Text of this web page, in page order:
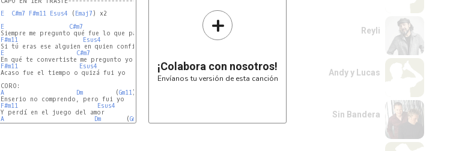
E
C#m7 F#m11 Esus4 ( Emaj7 ) x2
E
C#m7
F#m11
Esus4
E
C#m7
F#m11
Esus4
Acaso fue el tiempo o quizá fui yo
A
Dm
         (
Gm11)
F#m11
Esus4
A
Dm
       (
Gm11
+
¡Colabora con nosotros!
Envíanos tu versión de esta canción
Reyli
Andy y Lucas
Sin Bandera